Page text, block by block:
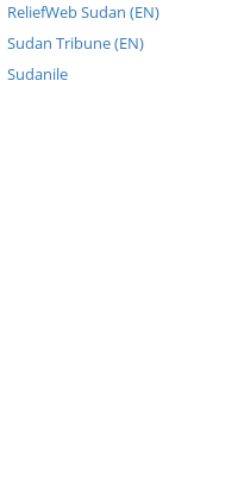
ReliefWeb Sudan (EN)
Sudan Tribune (EN)
Sudanile